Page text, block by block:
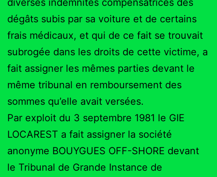
dégâts subis par sa voiture et de certains
frais médicaux, et qui de ce fait se trouvait
subrogée dans les droits de cette victime, a
fait assigner les mêmes parties devant le
même tribunal en remboursement des
sommes qu’elle avait versées.
Par exploit du 3 septembre 1981 le GIE
LOCAREST a fait assigner la société
anonyme BOUYGUES OFF-SHORE devant
le Tribunal de Grande Instance de